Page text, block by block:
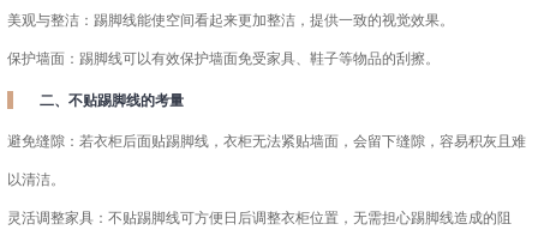
美观与整洁：踢脚线能使空间看起来更加整洁，提供一致的视觉效果。
保护墙面：踢脚线可以有效保护墙面免受家具、鞋子等物品的刮擦。
二、不贴踢脚线的考量
避免缝隙：若衣柜后面贴踢脚线，衣柜无法紧贴墙面，会留下缝隙，容易积灰且难
以清洁。
灵活调整家具：不贴踢脚线可方便日后调整衣柜位置，无需担心踢脚线造成的阻